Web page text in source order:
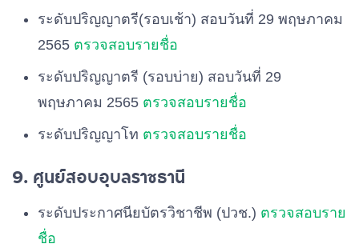
ระดับปริญญาตรี(รอบเช้า) สอบวันที่ 29 พฤษภาคม
2565 ตรวจสอบรายชื่อ
ระดับปริญญาตรี (รอบบ่าย) สอบวันที่ 29
พฤษภาคม 2565 ตรวจสอบรายชื่อ
ระดับปริญญาโท ตรวจสอบรายชื่อ
9. ศูนย์สอบอุบลราชธานี
ระดับประกาศนียบัตรวิชาชีพ (ปวช.) ตรวจสอบราย
ชื่อ